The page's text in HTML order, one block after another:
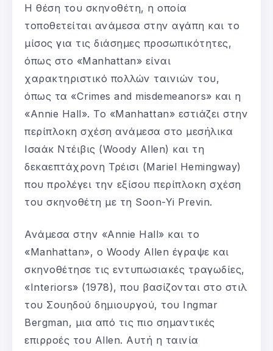
Η θέση του σκηνοθέτη, η οποία
τοποθετείται ανάμεσα στην αγάπη και το
μίσος για τις διάσημες προσωπικότητες,
όπως στο «Manhattan» είναι
χαρακτηριστικό πολλών ταινιών του,
όπως τα «Crimes and misdemeanors» και η
«Annie Hall». Το «Manhattan» εστιάζει στην
περίπλοκη σχέση ανάμεσα στο μεσήλικα
Ισαάκ Ντέιβις (Woody Allen) και τη
δεκαεπτάχρονη Τρέισι (Mariel Hemingway)
που προλέγει την εξίσου περίπλοκη σχέση
του σκηνοθέτη με τη Soon-Yi Previn.
Ανάμεσα στην «Annie Hall» και το
«Manhattan», ο Woody Allen έγραψε και
σκηνοθέτησε τις εντυπωσιακές τραγωδίες,
«Interiors» (1978), που βασίζονται στο στιλ
του Σουηδού δημιουργού, του Ingmar
Bergman, μια από τις πιο σημαντικές
επιρροές του Allen. Αυτή η ταινία